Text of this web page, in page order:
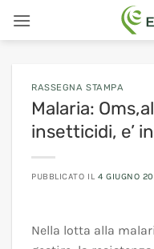
RASSEGNA STAMPA
Malaria:
insetticidi, e’
PUBBLICATO IL 4 GIUGNO
Nella lotta alla